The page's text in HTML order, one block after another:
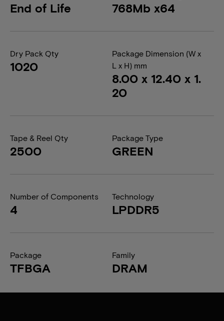
End of Life 768Mb x64
Dry Pack Qty
1020
Package Dimension (W x
L x H) mm
8.00 x 12.40 x 1.
20
Tape & Reel Qty
2500
Package Type
GREEN
Number of Components
4
Technology
LPDDR5
Package
TFBGA
Family
DRAM